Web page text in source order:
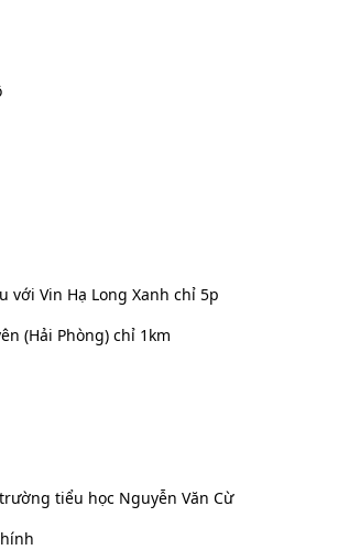
với Vin Hạ Long Xanh chỉ 5p
(Hải Phòng) chỉ 1km
tiểu học Nguyễn Văn Cừ